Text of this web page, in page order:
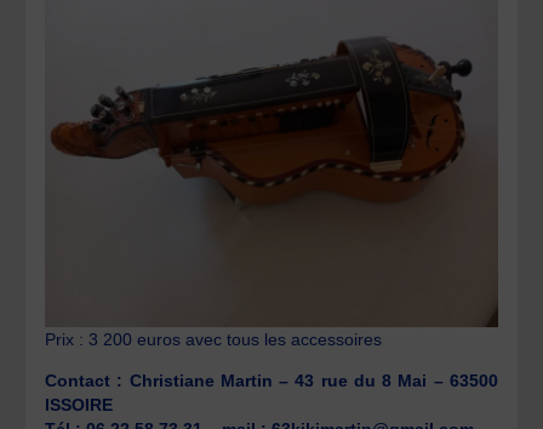
Prix : 3 200 euros avec tous les accessoires
Contact : Christiane Martin – 43 rue du 8 Mai – 63500
ISSOIRE